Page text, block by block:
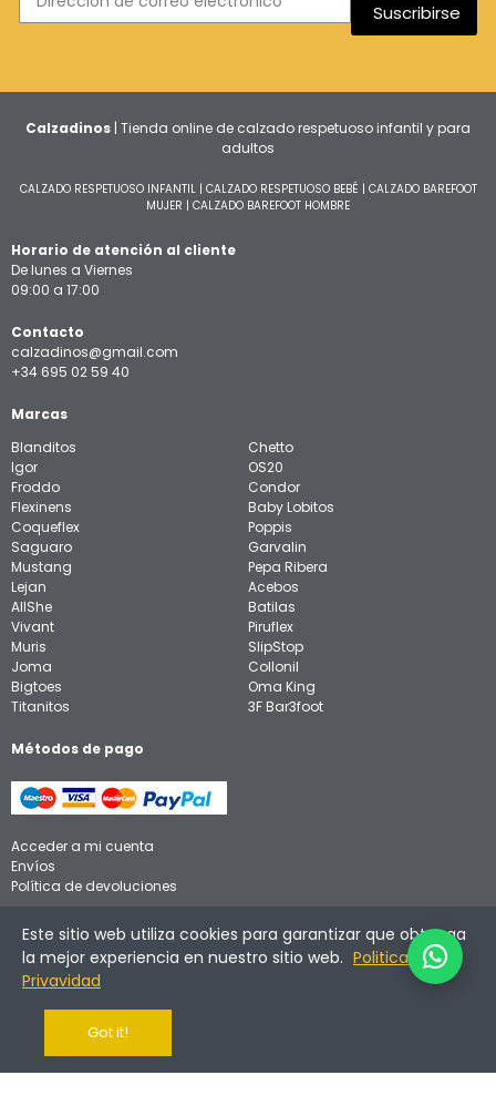
Suscribirse
Calzadinos | Tienda online de calzado respetuoso infantil y para
adultos
CALZADO RESPETUOSO INFANTIL| CALZADO RESPETUOSO BEBÉ | CALZADO BAREFOOT
MUJER | CALZADO BAREFOOT HOMBRE
Horario de atención al cliente
De lunes a Viernes
09:00 a 17:00
Contacto
calzadinos@gmail.com
+34 695 02 59 40
Marcas
Blanditos
Igor
Froddo
Flexinens
Coqueflex
Saguaro
Mustang
Lejan
AllShe
Vivant
Muris
Joma
Bigtoes
Titanitos
Chetto
OS20
Condor
Baby Lobitos
Poppis
Garvalin
Pepa Ribera
Acebos
Batilas
Piruflex
SlipStop
Collonil
Oma King
3F Bar3foot
Métodos de pago
Acceder a mi cuenta
Envíos
Política de devoluciones
Aviso legal
Política de privacidad
Política de cookies
© 2026
Este sitio web utiliza cookies para garantizar que obtenga
la mejor experiencia en nuestro sitio web. Politica de
Privavidad
Got it!